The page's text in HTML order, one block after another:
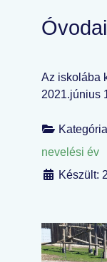
Az iskolába
2021.június
nevelési év
Készült: